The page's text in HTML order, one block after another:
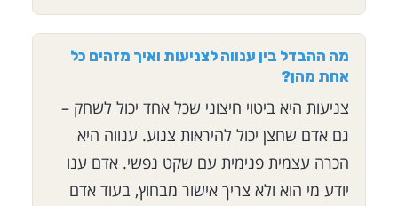
מה ההבדל בין ענווה לצניעות ואיך מזהים כל
אחת מהן?
צניעות היא ביטוי חיצוני שכל אחד יכול לשחק –
גם אדם שחצן יכול להיראות צנוע. ענווה היא
הכרה עצמית פנימית עם שקט נפשי. אדם ענו
יודע מי הוא ולא צריך אישור מבחוץ, בעוד אדם